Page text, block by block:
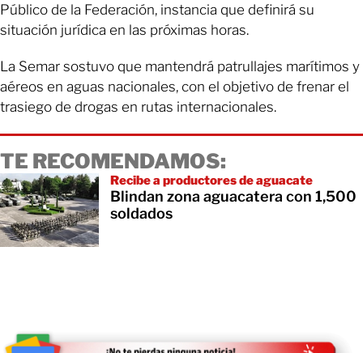
Público de la Federación, instancia que definirá su
situación jurídica en las próximas horas.
La Semar sostuvo que mantendrá patrullajes marítimos y
aéreos en aguas nacionales, con el objetivo de frenar el
trasiego de drogas en rutas internacionales.
TE RECOMENDAMOS:
Recibe a productores de aguacate
Blindan zona aguacatera con 1,500
soldados